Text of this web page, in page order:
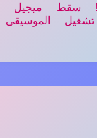
سقط ميجيل